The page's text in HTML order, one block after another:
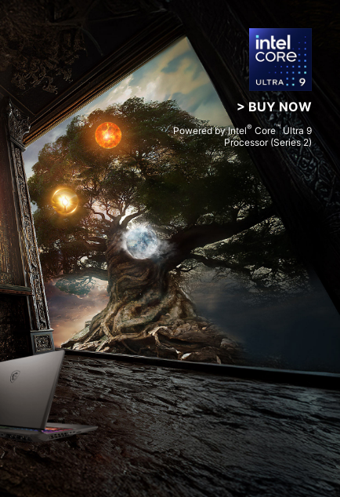
> BUY NOW
Powered by Intel® Core™Ultra 9
Processor (Series 2)